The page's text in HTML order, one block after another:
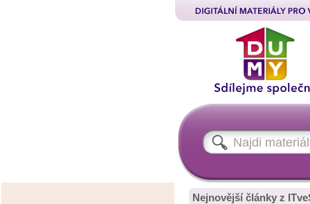
Nejnovější články z